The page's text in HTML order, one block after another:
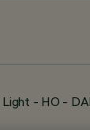
Light - HO -